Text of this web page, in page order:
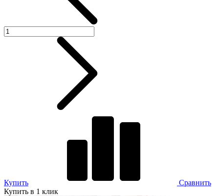
Купить
Сравнить
Купить в 1 клик